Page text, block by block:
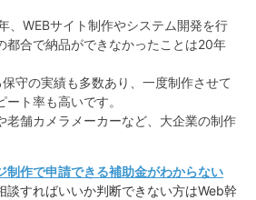
、WEBサイト制作やシステム開発を行
都合で納品ができなかったことは20年
守の実績も多数あり、一度制作させて
ト率も高いです。
老舗カメラメーカーなど、大企業の制作
制作で申請できる補助金がわからない
談すればいいか判断できない方はWeb幹